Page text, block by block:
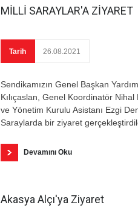
MİLLİ SARAYLAR'A ZİYARET
Tarih 26.08.2021
Sendikamızın Genel Başkan
Kılıçaslan, Genel Koordinatör
ve Yönetim Kurulu Asistanı Ezgi
Saraylarda bir ziyaret
Devamını Oku
Akasya Alçı'ya Ziyaret